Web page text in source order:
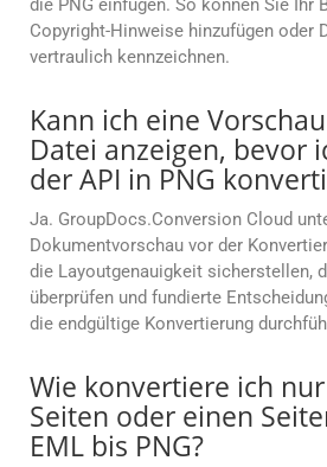
die PNG einfügen. So können Sie Ihr
Copyright-Hinweise hinzufügen oder
vertraulich kennzeichnen.
Kann ich eine
Datei anzeigen, bevor
der API in PNG
Ja. GroupDocs.Conversion Cloud
Dokumentvorschau vor der
die Layoutgenauigkeit sicherstellen,
überprüfen und fundierte
die endgültige Konvertierung
Wie konvertiere ich
Seiten oder einen
EML bis PNG?